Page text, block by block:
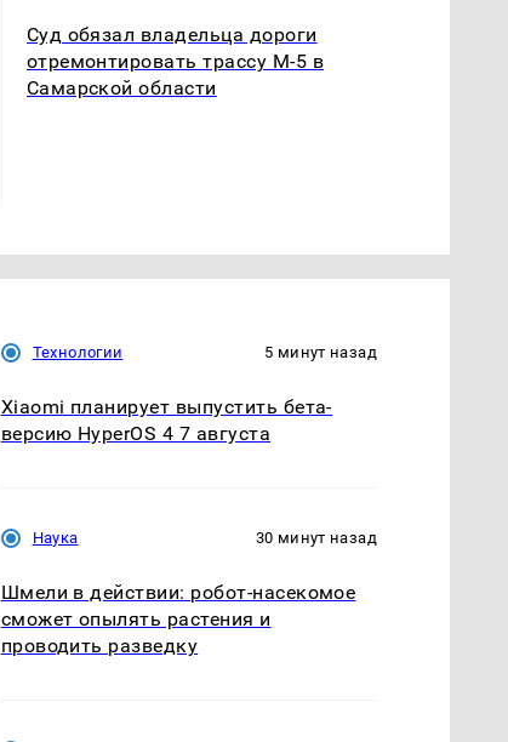
Суд обязал владельца дороги
отремонтировать трассу М-5 в
Самарской области
Технологии 5 минут назад
Xiaomi планирует выпустить бета-
версию HyperOS 4 7 августа
Наука 30 минут назад
Шмели в действии: робот-насекомое
сможет опылять растения и
проводить разведку